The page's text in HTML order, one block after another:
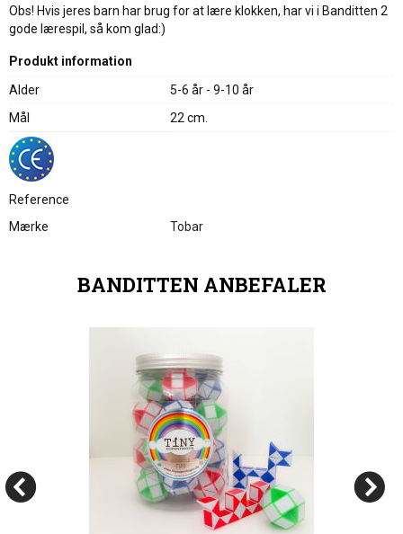
Obs! Hvis jeres barn har brug for at lære klokken, har vi i Banditten 2
gode lærespil, så kom glad:)
Produkt information
Alder
5-6 år - 9-10 år
Mål
22 cm.
Reference
Mærke
Tobar
BANDITTEN ANBEFALER